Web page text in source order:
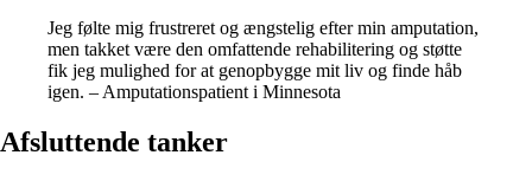
Jeg følte mig frustreret og ængstelig efter min amputation,
men takket være den omfattende rehabilitering og støtte
fik jeg mulighed for at genopbygge mit liv og finde håb
igen. – Amputationspatient i Minnesota
Afsluttende tanker